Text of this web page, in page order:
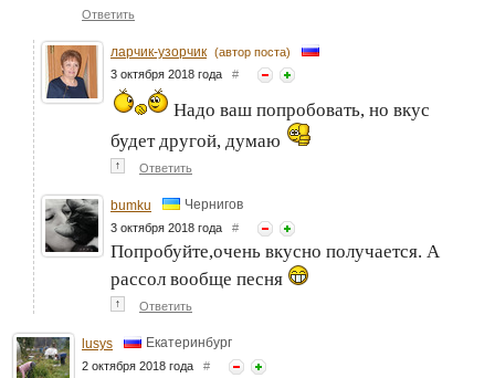
Ответить
ларчик-узорчик (автор поста)
3 октября 2018 года #
Надо ваш попробовать, но вкус
будет другой, думаю
↑ Ответить
bumku Чернигов
3 октября 2018 года #
Попробуйте,очень вкусно получается. А
рассол вообще песня
↑ Ответить
lusys Екатеринбург
2 октября 2018 года #